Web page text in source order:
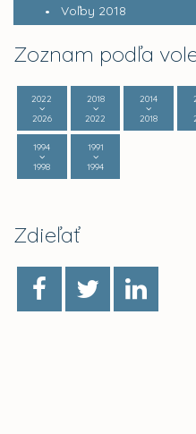
Voľby 2018
Zoznam podľa
2022
2026
2018
2022
2014
2018
1994
1998
1991
1994
Zdieľať